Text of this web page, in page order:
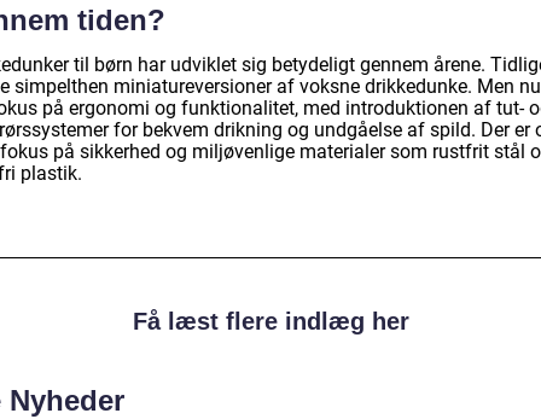
tiden?
til børn har udviklet sig betydeligt gennem årene.
simpelthen miniatureversioner af voksne drikkedunke. Men
på ergonomi og funktionalitet, med introduktionen af tut-
for bekvem drikning og undgåelse af spild. Der er
på sikkerhed og miljøvenlige materialer som rustfrit stål
plastik.
Få læst flere indlæg her
Nyheder